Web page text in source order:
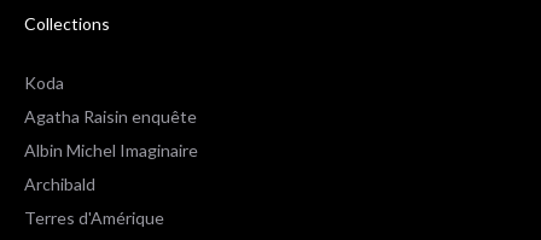
Collections
Koda
Agatha Raisin enquête
Albin Michel Imaginaire
Archibald
Terres d'Amérique